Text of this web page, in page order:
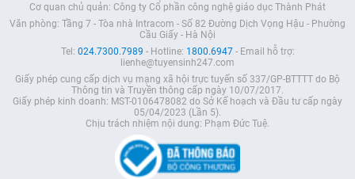
Cơ quan chủ quản: Công ty Cổ phần công nghệ giáo dục Thành Phát
Văn phòng: Tầng 7 - Tòa nhà Intracom - Số 82 Đường Dịch Vọng Hậu - Phường
Cầu Giấy - Hà Nội
Tel: 024.7300.7989 - Hotline: 1800.6947- Email hỗ trợ:
lienhe@tuyensinh247.com
Giấy phép cung cấp dịch vụ mạng xã hội trực tuyến số 337/GP-BTTTT do Bộ
Thông tin và Truyền thông cấp ngày 10/07/2017.
Giấy phép kinh doanh: MST-0106478082 do Sở Kế hoạch và Đầu tư cấp ngày
05/04/2023 (Lần 5).
Chịu trách nhiệm nội dung: Phạm Đức Tuệ.